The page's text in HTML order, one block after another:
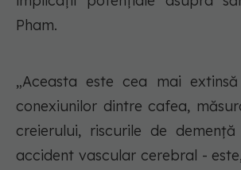
Pham.
„Aceasta este cea mai
conexiunilor dintre cafea,
creierului, riscurile de
accident vascular cerebral -